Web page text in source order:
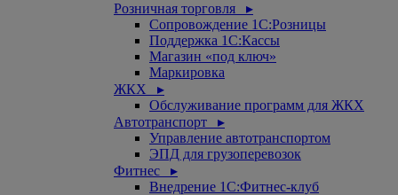
Розничная торговля ▸
Сопровождение 1С:Розницы
Поддержка 1С:Кассы
Магазин «под ключ»
Маркировка
ЖКХ ▸
Обслуживание программ для ЖКХ
Автотранспорт ▸
Управление автотранспортом
ЭПД для грузоперевозок
Фитнес ▸
Внедрение 1С:Фитнес-клуб